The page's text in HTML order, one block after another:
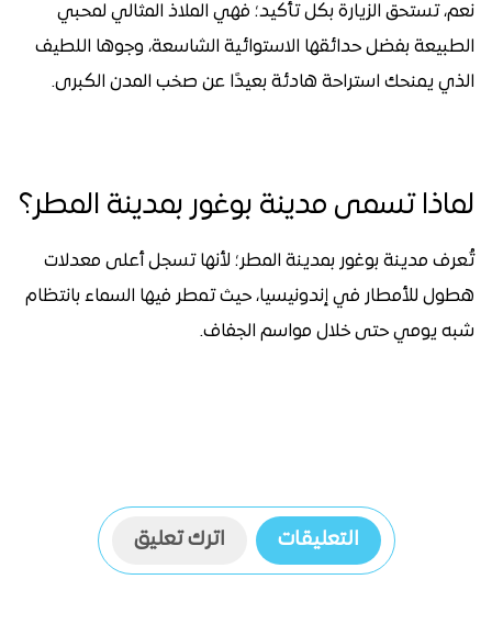
نعم، تستحق الزيارة بكل تأكيد؛ فهي الملاذ المثالي لمحبي
الطبيعة بفضل حدائقها الاستوائية الشاسعة، وجوها اللطيف
الذي يمنحك استراحة هادئة بعيدًا عن صخب المدن الكبرى.
لماذا تسمى مدينة بوغور بمدينة المطر؟
تُعرف مدينة بوغور بمدينة المطر؛ لأنها تسجل أعلى معدلات
هطول للأمطار في إندونيسيا، حيث تمطر فيها السماء بانتظام
شبه يومي حتى خلال مواسم الجفاف.
التعليقات اترك تعليق